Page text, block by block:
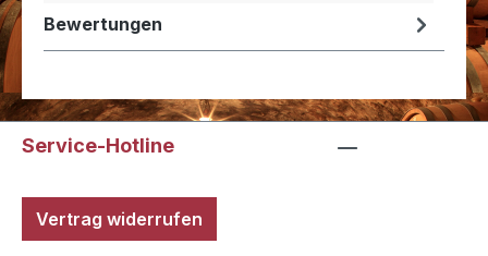
Bewertungen
Service-Hotline
Vertrag widerrufen